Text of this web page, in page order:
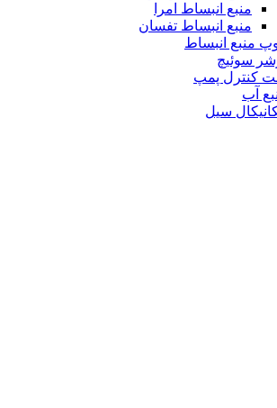
منبع انبساط امرا
منبع انبساط تفسان
منبع انبساط
سوئیچ
کنترل پمپ
آب
سیل